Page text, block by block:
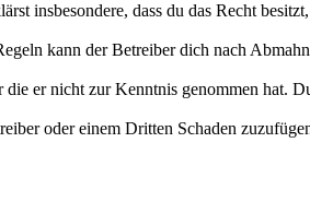
insbesondere, dass du das Recht
kann der Betreiber dich nach
er nicht zur Kenntnis genommen hat.
oder einem Dritten Schaden